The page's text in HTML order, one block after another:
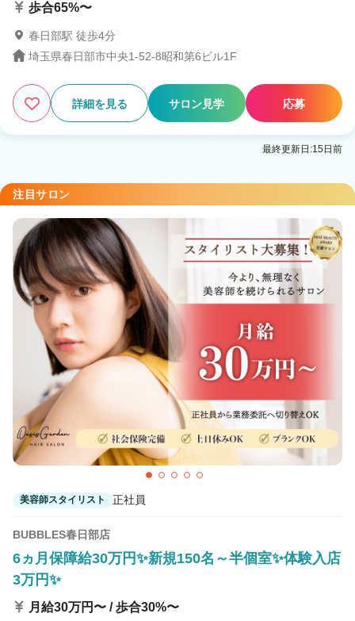
歩合65%〜
春日部駅 徒歩4分
埼玉県春日部市中央1-52-8昭和第6ビル1F
詳細を見る サロン見学 応募
最終更新日:15日前
注目サロン
美容師スタイリスト 正社員
BUBBLES春日部店
6ヵ月保障給30万円✨新規150名～半個室✨体験入店
3万円✨
月給30万円〜 / 歩合30%〜